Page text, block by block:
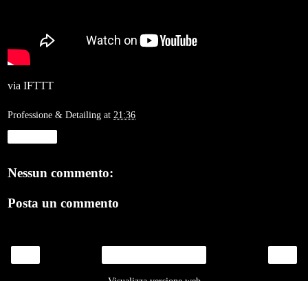
via IFTTT
Professione & Detailing at 21:36
Nessun commento:
Posta un commento